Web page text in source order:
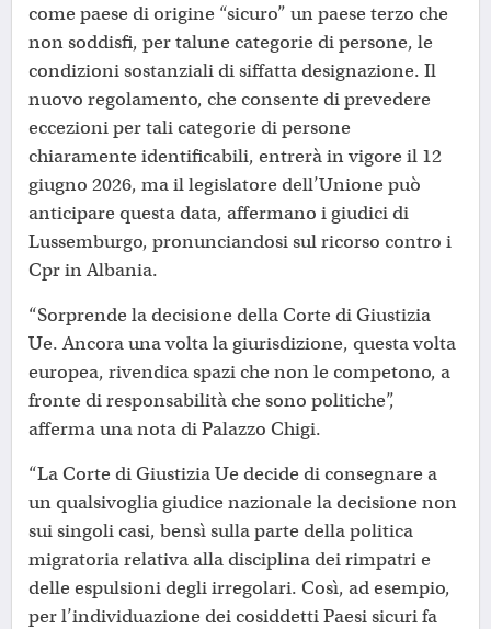
come paese di origine “sicuro” un paese terzo che
non soddisfi, per talune categorie di persone, le
condizioni sostanziali di siffatta designazione. Il
nuovo regolamento, che consente di prevedere
eccezioni per tali categorie di persone
chiaramente identificabili, entrerà in vigore il 12
giugno 2026, ma il legislatore dell’Unione può
anticipare questa data, affermano i giudici di
Lussemburgo, pronunciandosi sul ricorso contro i
Cpr in Albania.
“Sorprende la decisione della Corte di Giustizia
Ue. Ancora una volta la giurisdizione, questa volta
europea, rivendica spazi che non le competono, a
fronte di responsabilità che sono politiche”,
afferma una nota di Palazzo Chigi.
“La Corte di Giustizia Ue decide di consegnare a
un qualsivoglia giudice nazionale la decisione non
sui singoli casi, bensì sulla parte della politica
migratoria relativa alla disciplina dei rimpatri e
delle espulsioni degli irregolari. Così, ad esempio,
per l’individuazione dei cosiddetti Paesi sicuri fa